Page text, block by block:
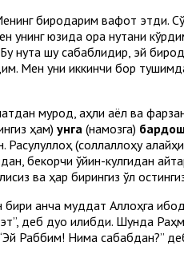
биродарим вафот этди.
унинг юзида қора нуқтани
нуқта шу сабаблидир, эй
Мен уни иккинчи бор
мурод, аҳли аёл ва
ҳам) унга (намозга)
Расулуллоҳ (соллаллоҳу
бекорчи ўйин-кулгидан
ва ҳар бирингиз қўл
анча муддат Аллоҳга
деб дуо қилибди. Шунда
Раббим! Нима сабабдан?”